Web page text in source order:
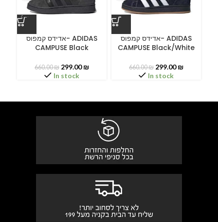
אדידס קמפוס- ADIDAS
CAMPUSE Black
660.00₪ 299.00₪
In stock
אדידס קמפוס- ADIDAS
CAMPUSE Black/White
660.00₪ 299.00₪
In stock